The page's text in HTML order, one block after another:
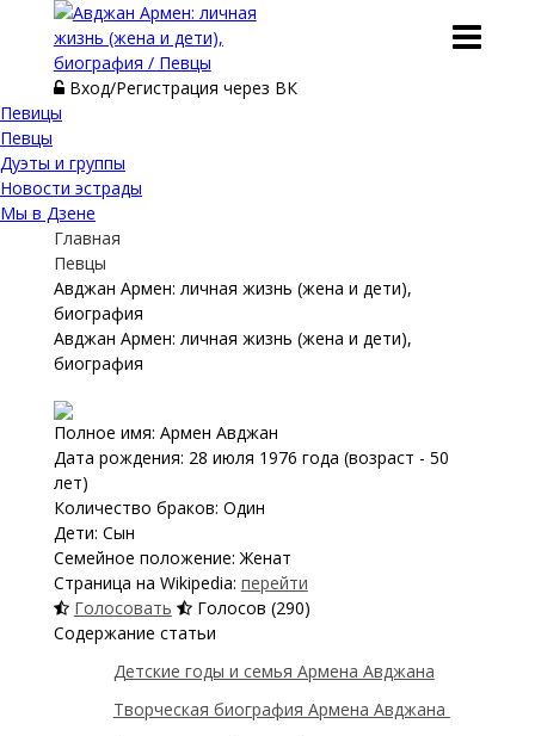
Вход/Регистрация через ВК
Певицы
Певцы
Дуэты и группы
Новости эстрады
Мы в Дзене
Главная
Певцы
Авджан Армен: личная жизнь (жена и дети),
биография
Авджан Армен: личная жизнь (жена и дети),
биография
Полное имя: Армен Авджан
Дата рождения: 28 июля 1976 года (возраст - 50
лет)
Количество браков: Один
Дети: Сын
Семейное положение: Женат
Страница на Wikipedia: перейти
Голосовать
Голосов (290)
Содержание статьи
Детские годы и семья Армена Авджана
Творческая биография Армена Авджана